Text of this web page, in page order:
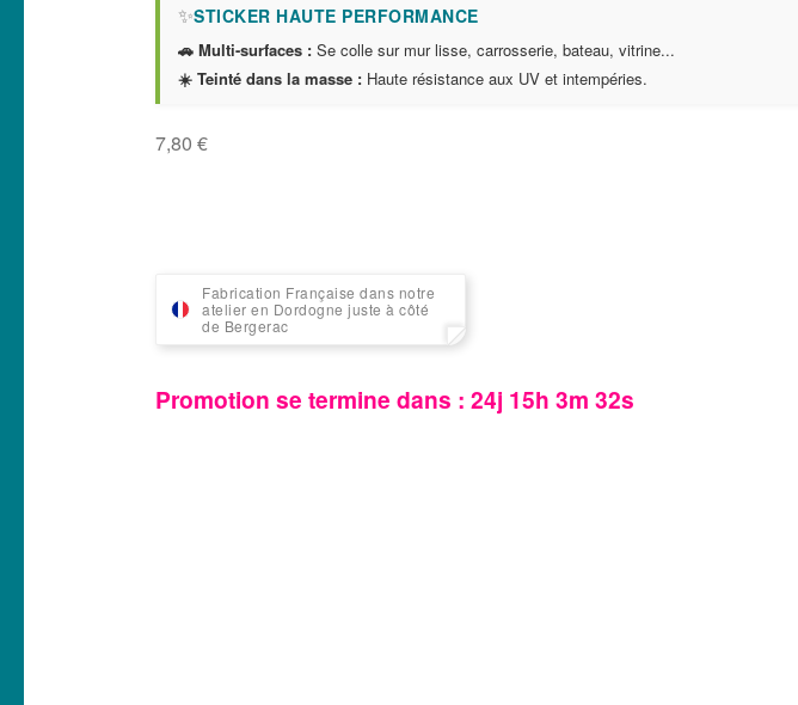
✨STICKER HAUTE PERFORMANCE
🚗 Multi-surfaces : Se colle sur mur lisse, carrosserie, bateau, vitrine...
☀️ Teinté dans la masse : Haute résistance aux UV et intempéries.
7,80€
Fabrication Française dans notre
atelier en Dordogne juste à côté
de Bergerac
Promotion se termine dans :24j 15h 3m 31s